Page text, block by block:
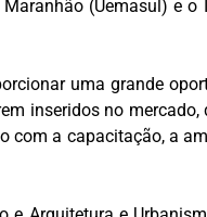
(Uemasul) e
uma grande
inseridos no
com a capacitação, a